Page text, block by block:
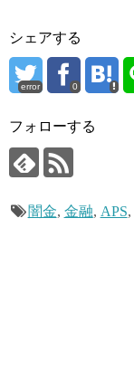
シェアする
error 0
フォローする
闇金, 金融, APS,